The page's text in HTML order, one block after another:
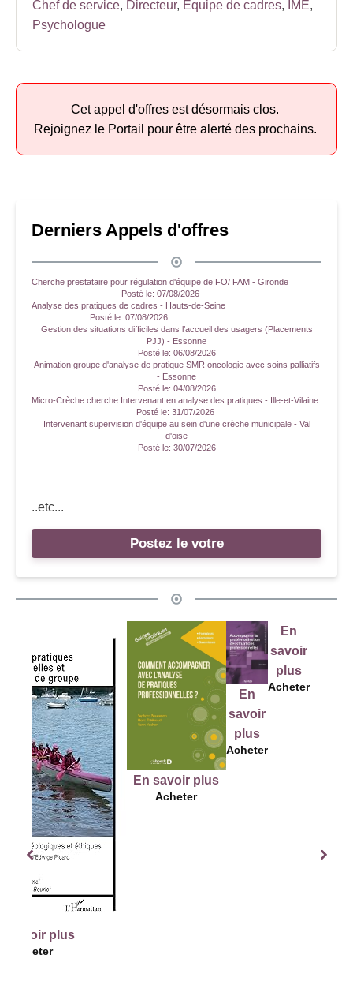
Chef de service, Directeur, Equipe de cadres, IME,
Psychologue
Cet appel d'offres est désormais clos.
Rejoignez le Portail pour être alerté des prochains.
Derniers Appels d'offres
Cherche prestataire pour régulation d'équipe de FO/ FAM - Gironde
Posté le: 07/08/2026
Analyse des pratiques de cadres - Hauts-de-Seine
Posté le: 07/08/2026
Gestion des situations difficiles dans l’accueil des usagers (Placements
PJJ) - Essonne
Posté le: 06/08/2026
Animation groupe d'analyse de pratique SMR oncologie avec soins palliatifs
- Essonne
Posté le: 04/08/2026
Micro-Crèche cherche Intervenant en analyse des pratiques - Ille-et-Vilaine
Posté le: 31/07/2026
Intervenant supervision d'équipe au sein d'une crèche municipale - Val
d'oise
Posté le: 30/07/2026
..etc...
Postez le votre
En savoir plus
Acheter
En
savoir
plus
Acheter
En
savoir
plus
Acheter
En